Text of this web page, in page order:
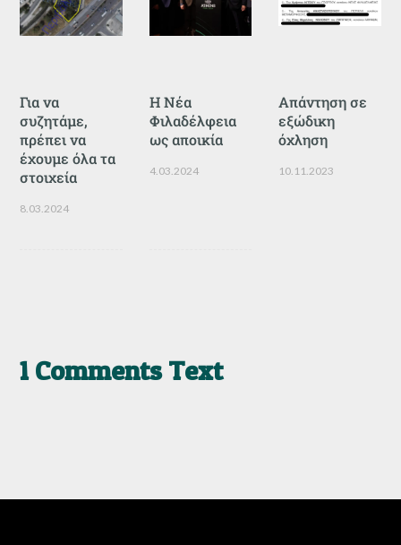
Για να
συζητάμε,
πρέπει να
έχουμε όλα τα
στοιχεία
8.03.2024
Η Νέα
Φιλαδέλφεια
ως αποικία
4.03.2024
Απάντηση σε
εξώδικη
όχληση
10.11.2023
1 Comments Text